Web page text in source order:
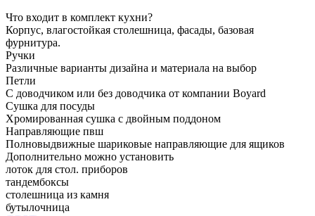
Что входит в комплект кухни?
Корпус, влагостойкая столешница, фасады, базовая
фурнитура.
Ручки
Различные варианты дизайна и материала на выбор
Петли
С доводчиком или без доводчика от компании Boyard
Сушка для посуды
Хромированная сушка с двойным поддоном
Направляющие пвш
Полновыдвижные шариковые направляющие для ящиков
Дополнительно можно установить
лоток для стол. приборов
тандембоксы
столешница из камня
бутылочница